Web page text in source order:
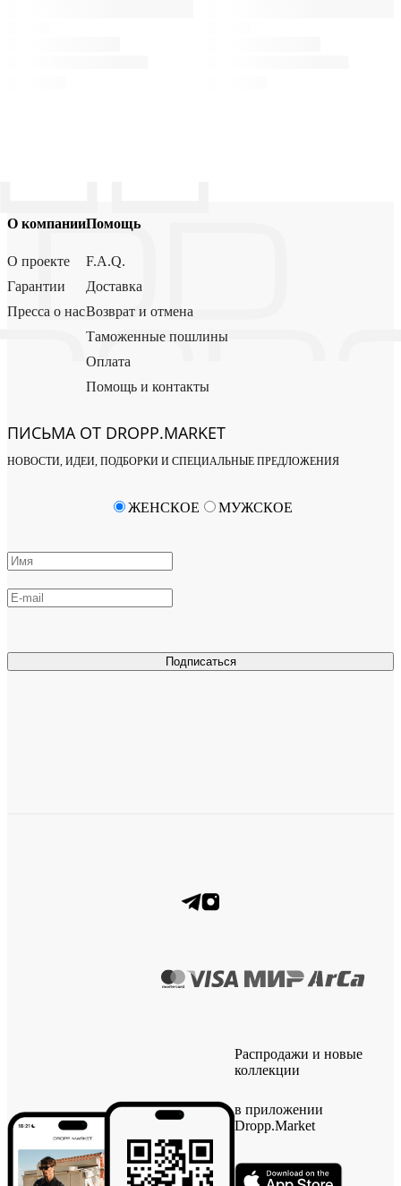
О компании
О проекте
Гарантии
Пресса о нас
Помощь
F.A.Q.
Доставка
Возврат и отмена
Таможенные пошлины
Оплата
Помощь и контакты
ПИСЬМА ОТ DROPP.MARKET
НОВОСТИ, ИДЕИ, ПОДБОРКИ И СПЕЦИАЛЬНЫЕ ПРЕДЛОЖЕНИЯ
Подписаться
ЖЕНСКОЕ МУЖСКОЕ
Распродажи и новые
коллекции
в приложении
Dropp.Market